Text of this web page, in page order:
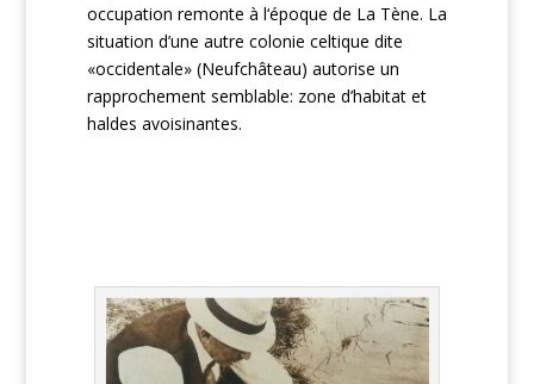
occupation remonte à l‘époque de La Tène. La
situation d’une autre colonie celtique dite
«occidentale» (Neufchâteau) autorise un
rapprochement semblable: zone d’habitat et
haldes avoisinantes.